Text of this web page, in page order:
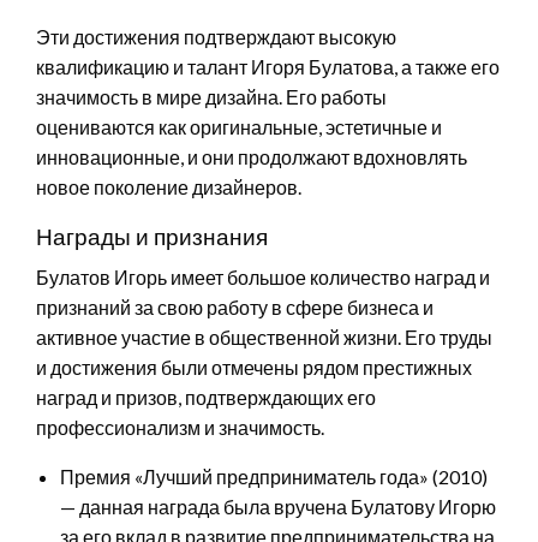
Эти достижения подтверждают высокую
квалификацию и талант Игоря Булатова, а также его
значимость в мире дизайна. Его работы
оцениваются как оригинальные, эстетичные и
инновационные, и они продолжают вдохновлять
новое поколение дизайнеров.
Награды и признания
Булатов Игорь имеет большое количество наград и
признаний за свою работу в сфере бизнеса и
активное участие в общественной жизни. Его труды
и достижения были отмечены рядом престижных
наград и призов, подтверждающих его
профессионализм и значимость.
Премия «Лучший предприниматель года» (2010)
— данная награда была вручена Булатову Игорю
за его вклад в развитие предпринимательства на